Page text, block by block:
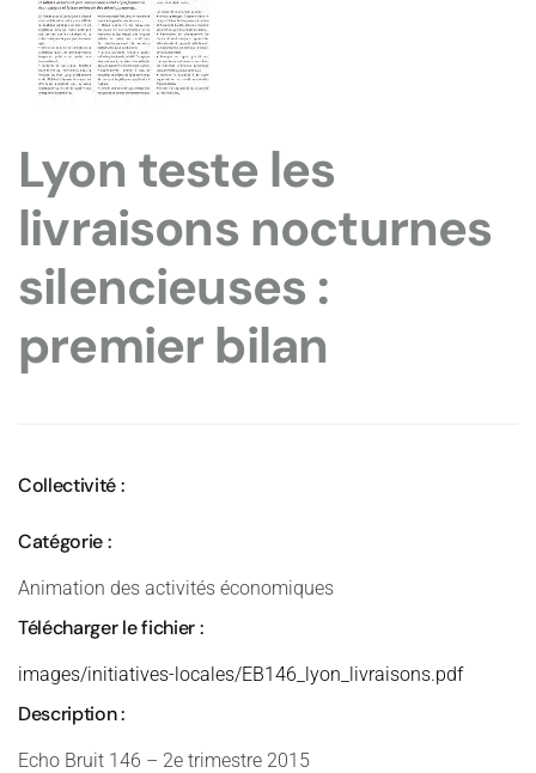
Lyon teste les
livraisons nocturnes
silencieuses :
premier bilan
Collectivité :
Catégorie :
Animation des activités économiques
Télécharger le fichier :
images/initiatives-locales/EB146_lyon_livraisons.pdf
Description :
Echo Bruit 146 – 2e trimestre 2015